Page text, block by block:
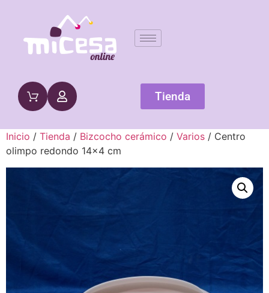
Tienda
Inicio / Tienda / Bizcocho cerámico / Varios / Centro
olimpo redondo 14×4 cm